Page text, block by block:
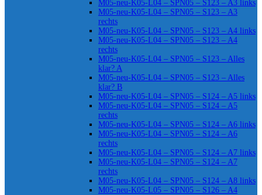
M05-neu-K05-L04 – SPN05 – S123 – A3 links
M05-neu-K05-L04 – SPN05 – S123 – A3
rechts
M05-neu-K05-L04 – SPN05 – S123 – A4 links
M05-neu-K05-L04 – SPN05 – S123 – A4
rechts
M05-neu-K05-L04 – SPN05 – S123 – Alles
klar? A
M05-neu-K05-L04 – SPN05 – S123 – Alles
klar? B
M05-neu-K05-L04 – SPN05 – S124 – A5 links
M05-neu-K05-L04 – SPN05 – S124 – A5
rechts
M05-neu-K05-L04 – SPN05 – S124 – A6 links
M05-neu-K05-L04 – SPN05 – S124 – A6
rechts
M05-neu-K05-L04 – SPN05 – S124 – A7 links
M05-neu-K05-L04 – SPN05 – S124 – A7
rechts
M05-neu-K05-L04 – SPN05 – S124 – A8 links
M05-neu-K05-L05 – SPN05 – S126 – A4